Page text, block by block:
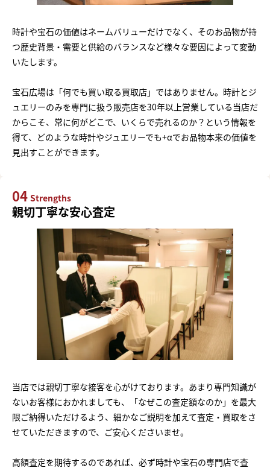
時計や宝石の価値はネームバリューだけでなく、そのお品物が持
つ歴史背景・需要と供給のバランスなど様々な要因によって変動
いたします。
宝石広場は「何でも買い取る買取店」ではありません。時計とジ
ュエリーのみを専門に扱う販売店を30年以上営業している当店だ
からこそ、常に何がどこで、いくらで売れるのか？という情報を
得て、どのような時計やジュエリーでも+αでお品物本来の価値を
見出すことができます。
04 Strengths
親切丁寧な安心査定
当店では親切丁寧な接客を心がけております。あまり専門知識が
ないお客様におかれましても、「なぜこの査定額なのか」を最大
限ご納得いただけるよう、細かなご説明を加えて査定・買取をさ
せていただきますので、ご安心くださいませ。
高額査定を期待するのであれば、必ず時計や宝石の専門店で査